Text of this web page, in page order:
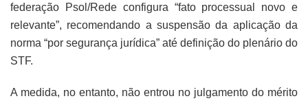
federação Psol/Rede configura “fato processual novo e
relevante”, recomendando a suspensão da aplicação da
norma “por segurança jurídica” até definição do plenário do
STF.
A medida, no entanto, não entrou no julgamento do mérito